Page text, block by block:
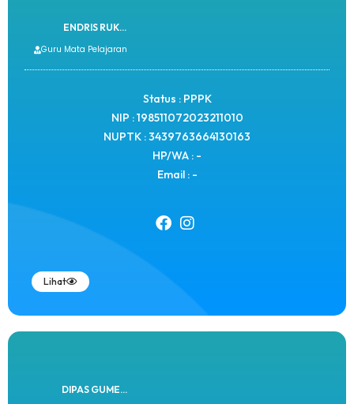
ENDRIS RUK...
Guru Mata Pelajaran
Status : PPPK
NIP : 198511072023211010
NUPTK : 3439763664130163
HP/WA : -
Email : -
Lihat
DIPAS GUME...